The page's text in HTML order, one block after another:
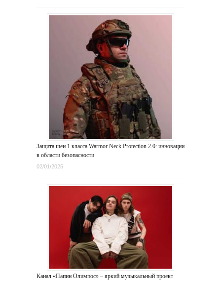
Защита шеи 1 класса Warmor Neck Protection 2.0: инновации
в области безопасности
02/01/2025
Канал «Папин Олимпос» – яркий музыкальный проект